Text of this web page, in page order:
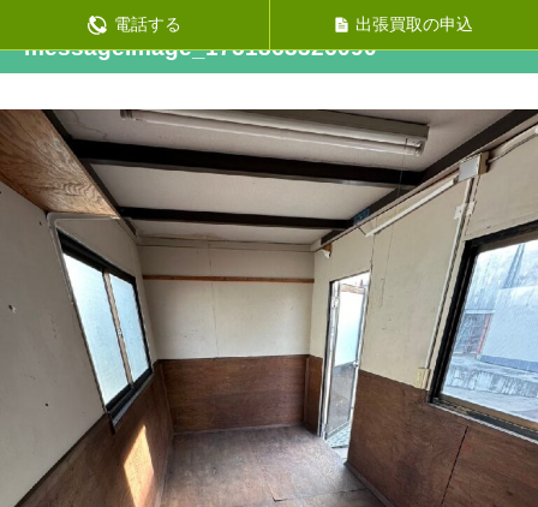
電話する 出張買取の申込
messageImage_1751863326090